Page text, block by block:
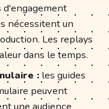
nécessitent un
Les replays
dans le temps.
: les guides
peuvent
une audience